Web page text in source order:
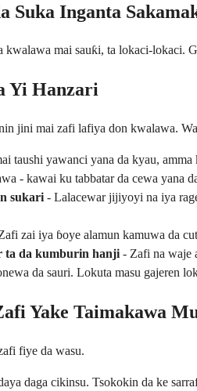
Suka Inganta
mai sauƙi, ta lokaci-lokaci.
Yi Hanzari
jini mai zafi lafiya don kwalawa.
taushi yawanci yana da kyau,
- kawai ku tabbatar da cewa yana
sukari - Lalacewar jijiyoyi na iya
zai iya ɓoye alamun kamuwa da
ta da kumburin hanji - Zafi na waje
da sauri. Lokuta masu gajeren
Yake Taimakawa
fiye da wasu.
daga cikinsu. Tsokokin da ke